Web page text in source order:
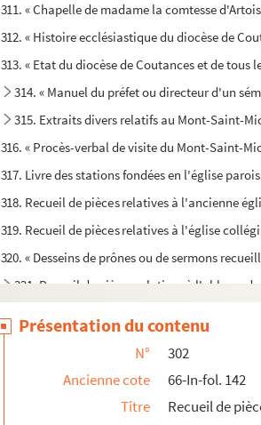
311. « Chapelle de madame la comtesse
312. « Histoire ecclésiastique du diocèse de
313. « Etat du diocèse de Coutances et de
314. « Manuel du préfet ou directeur d'un
315. Extraits divers relatifs au Mont-Saint-
316. « Procès-verbal de visite du Mont-Saint-
317. Livre des stations fondées en l'église
318. Recueil de pièces relatives à l'ancienne
319. Recueil de pièces relatives à l'église
320. « Desseins de prônes ou de sermons
321. Recueil de pièces relatives à l'abbaye
Présentation du contenu
N°
302
Ancienne cote
66-In-fol. 142
Titre
Recueil de